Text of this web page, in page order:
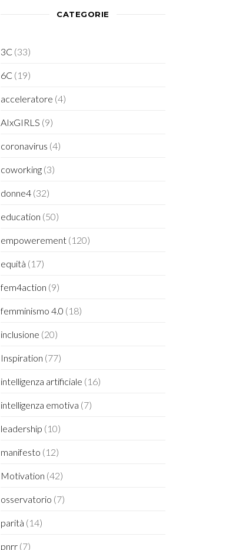
CATEGORIE
3C (33)
6C (19)
acceleratore (4)
AIxGIRLS (9)
coronavirus (4)
coworking (3)
donne4 (32)
education (50)
empowerement (120)
equità (17)
fem4action (9)
femminismo 4.0 (18)
inclusione (20)
Inspiration (77)
intelligenza artificiale (16)
intelligenza emotiva (7)
leadership (10)
manifesto (12)
Motivation (42)
osservatorio (7)
parità (14)
pnrr (7)